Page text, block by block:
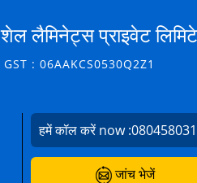
शेल लैमिनेट्स प्राइवेट
GST : 06AAKCS0530Q2Z1
हमें कॉल करें now :
जांच भेजें